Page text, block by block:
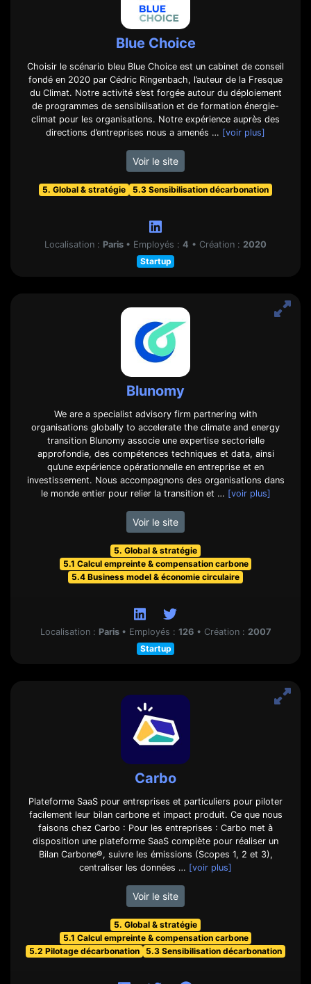
Blue Choice
Choisir le scénario bleu Blue Choice est un cabinet de conseil
fondé en 2020 par Cédric Ringenbach, l’auteur de la Fresque
du Climat. Notre activité s’est forgée autour du déploiement
de programmes de sensibilisation et de formation énergie-
climat pour les organisations. Notre expérience auprès des
directions d’entreprises nous a amenés … [voir plus]
Voir le site
5. Global & stratégie 5.3 Sensibilisation décarbonation
Localisation : Paris • Employés : 4 • Création : 2020
Startup
Blunomy
We are a specialist advisory firm partnering with
organisations globally to accelerate the climate and energy
transition Blunomy associe une expertise sectorielle
approfondie, des compétences techniques et data, ainsi
qu’une expérience opérationnelle en entreprise et en
investissement. Nous accompagnons des organisations dans
le monde entier pour relier la transition et … [voir plus]
Voir le site
5. Global & stratégie
5.1 Calcul empreinte & compensation carbone
5.4 Business model & économie circulaire
Localisation : Paris • Employés : 126 • Création : 2007
Startup
Carbo
Plateforme SaaS pour entreprises et particuliers pour piloter
facilement leur bilan carbone et impact produit. Ce que nous
faisons chez Carbo : Pour les entreprises : Carbo met à
disposition une plateforme SaaS complète pour réaliser un
Bilan Carbone®, suivre les émissions (Scopes 1, 2 et 3),
centraliser les données … [voir plus]
Voir le site
5. Global & stratégie
5.1 Calcul empreinte & compensation carbone
5.2 Pilotage décarbonation
5.3 Sensibilisation décarbonation